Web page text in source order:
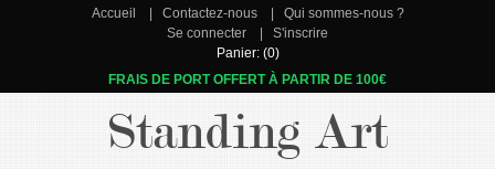
Accueil Contactez-nous
Qui sommes-nous ?
Se connecter
S'inscrire
Panier: (0)
FRAIS DE PORT OFFERT À PARTIR DE 100€
Standing Art